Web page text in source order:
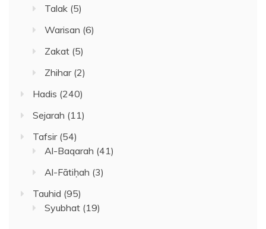
Talak (5)
Warisan (6)
Zakat (5)
Zhihar(2)
Hadis (240)
Sejarah (11)
Tafsir(54)
Al-Baqarah (41)
Al-Fātiḥah (3)
Tauhid (95)
Syubhat (19)